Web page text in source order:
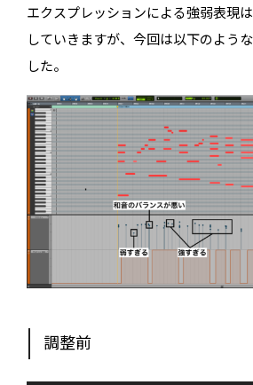
エクスプレッションによる強弱表現
していきますが、今回は以下のよう
した。
調整前